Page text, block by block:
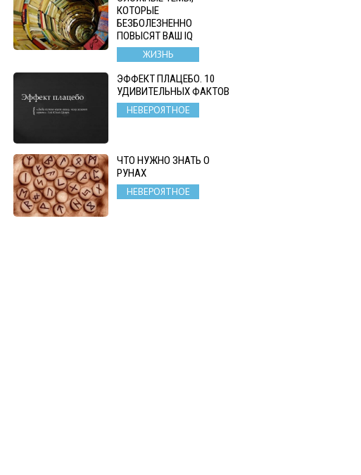
КОТОРЫЕ
БЕЗБОЛЕЗНЕННО
ПОВЫСЯТ ВАШ IQ
ЖИЗНЬ
ЭФФЕКТ ПЛАЦЕБО. 10
УДИВИТЕЛЬНЫХ ФАКТОВ
НЕВЕРОЯТНОЕ
ЧТО НУЖНО ЗНАТЬ О
РУНАХ
НЕВЕРОЯТНОЕ